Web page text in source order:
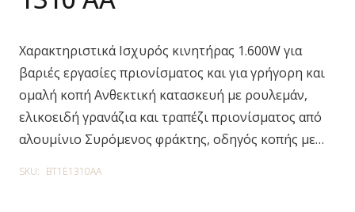
Χαρακτηριστικά Ισχυρός κινητήρας 1.600W για
βαριές εργασίες πριονίσματος και για γρήγορη και
ομαλή κοπή Ανθεκτική κατασκευή με ρουλεμάν,
ελικοειδή γρανάζια και τραπέζι πριονίσματος από
αλουμίνιο Συρόμενος φράκτης, οδηγός κοπής με…
SKU: BT1E1310AA